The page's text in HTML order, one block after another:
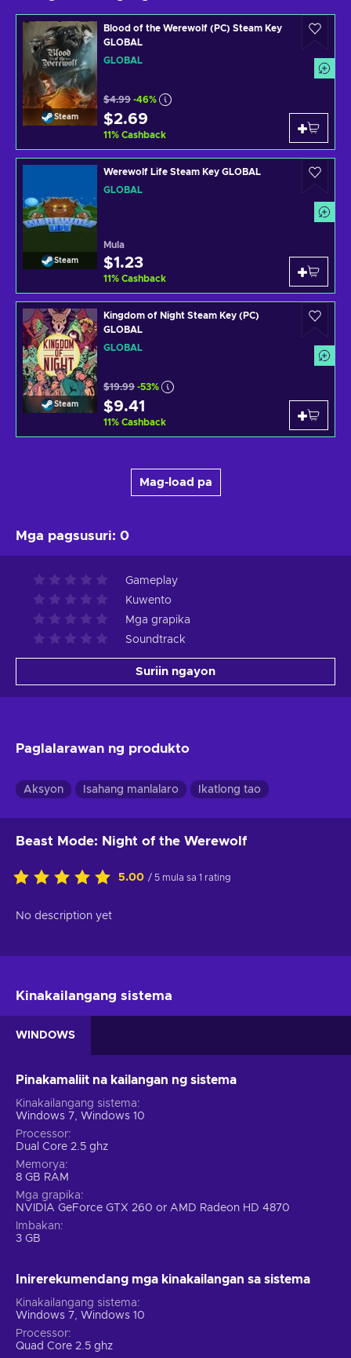
Steam
Blood of the Werewolf (PC) Steam Key
GLOBAL
GLOBAL
$4.99 -46%
$2.69
11% Cashback
Steam
Werewolf Life Steam Key GLOBAL
GLOBAL
Mula
$1.23
11% Cashback
Steam
Kingdom of Night Steam Key (PC)
GLOBAL
GLOBAL
$19.99 -53%
$9.41
11% Cashback
Mag-load pa
Mga pagsusuri: 0
Gameplay
Kuwento
Mga grapika
Soundtrack
Suriin ngayon
Paglalarawan ng produkto
Aksyon Isahang manlalaro Ikatlong tao
Beast Mode: Night of the Werewolf
5.00 / 5 mula sa 1 rating
No description yet
Kinakailangang sistema
WINDOWS
Pinakamaliit na kailangan ng sistema
Kinakailangang sistema
Windows 7, Windows 10
Processor
Dual Core 2.5 ghz
Memorya
8 GB RAM
Mga grapika
NVIDIA GeForce GTX 260 or AMD Radeon HD 4870
Imbakan
3 GB
Inirerekumendang mga kinakailangan sa sistema
Kinakailangang sistema
Windows 7, Windows 10
Processor
Quad Core 2.5 ghz